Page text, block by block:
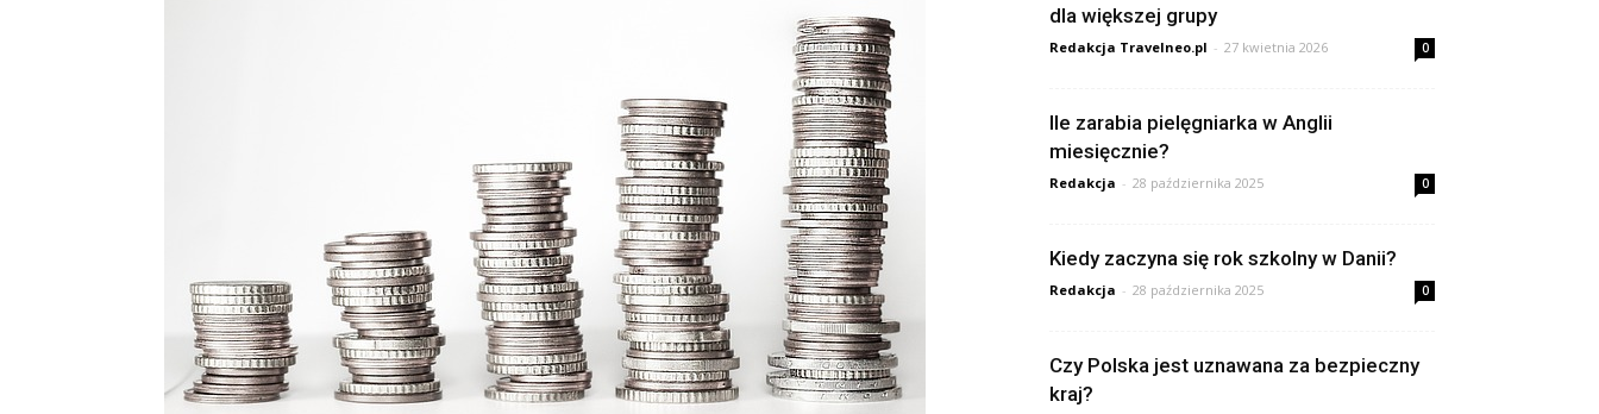
dla większej grupy
Redakcja Travelneo.pl - 27 kwietnia 2026 0
Ile zarabia pielęgniarka w Anglii
miesięcznie?
Redakcja - 28 października 2025 0
Kiedy zaczyna się rok szkolny w Danii?
Redakcja - 28 października 2025 0
Czy Polska jest uznawana za bezpieczny
kraj?